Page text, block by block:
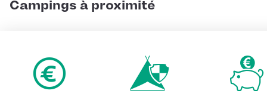
Campings à proximité